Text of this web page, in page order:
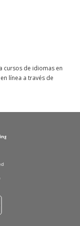
cursos de idiomas en
línea a través de